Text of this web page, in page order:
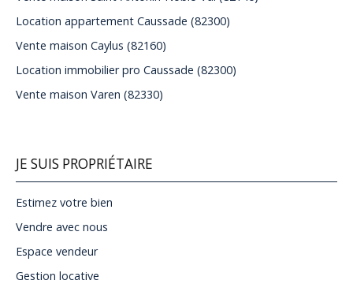
Location appartement Caussade (82300)
Vente maison Caylus (82160)
Location immobilier pro Caussade (82300)
Vente maison Varen (82330)
JE SUIS PROPRIÉTAIRE
Estimez votre bien
Vendre avec nous
Espace vendeur
Gestion locative